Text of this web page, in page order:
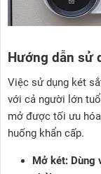
Hướng dẫn sử
Việc sử dụng két
với cả người lớn
mở được tối ưu
huống khẩn cấp.
Mở két: Dùng